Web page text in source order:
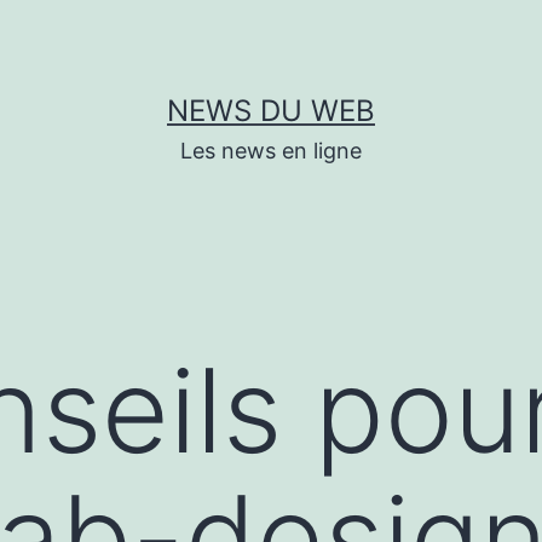
NEWS DU WEB
Les news en ligne